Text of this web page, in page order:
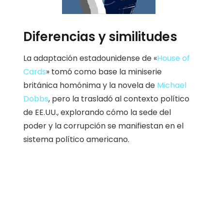
Diferencias y similitudes
La adaptación estadounidense de «House of
Cards» tomó como base la miniserie
británica homónima y la novela de Michael
Dobbs, pero la trasladó al contexto político
de EE.UU., explorando cómo la sede del
poder y la corrupción se manifiestan en el
sistema político americano.